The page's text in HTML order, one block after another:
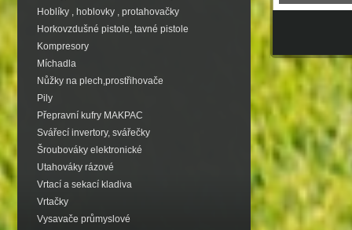
Hoblíky , hoblovky , protahovačky
Horkovzdušné pistole, tavné pistole
Kompresory
Míchadla
Nůžky na plech,prostřihovače
Pily
Přepravní kufry MAKPAC
Svářecí invertory, svářečky
Šroubováky elektronické
Utahováky rázové
Vrtací a sekací kladiva
Vrtačky
Vysavače průmyslové